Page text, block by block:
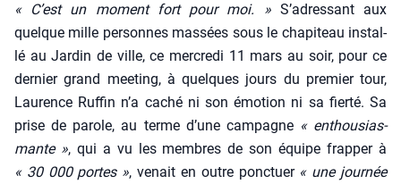
« C’est un moment fort pour moi. »S’a­dres­sant aux
quelque mille per­sonnes mas­sées sous le cha­pi­teau ins­tal­
lé au Jar­din de ville, ce mer­cre­di 11 mars au soir, pour ce
der­nier grand mee­ting, à quelques jours du pre­mier tour,
Lau­rence Ruf­fin n’a caché ni son émo­tion ni sa fier­té. Sa
prise de parole, au terme d’une cam­pagne « enthou­sias­
mante », qui a vu les membres de son équipe frap­per à
« 30 000 portes », venait en outre ponc­tuer « une jour­née